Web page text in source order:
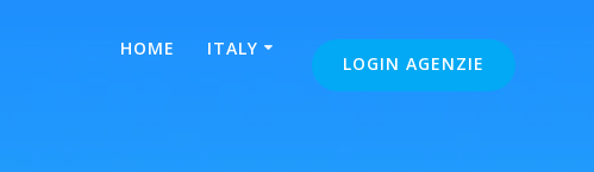
HOME ITALY
LOGIN AGENZIE